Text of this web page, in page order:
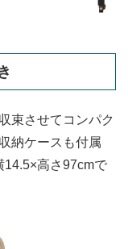
束させてコンパク
納ケースも付属
14.5×高さ97cmで